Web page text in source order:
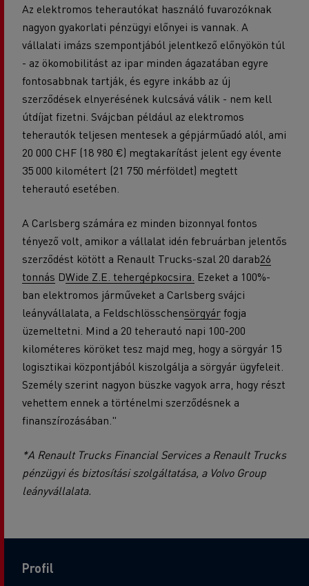
Az elektromos teherautókat használó fuvarozóknak
nagyon gyakorlati pénzügyi előnyei is vannak. A
vállalati imázs szempontjából jelentkező előnyökön túl
- az ökomobilitást az ipar minden ágazatában egyre
fontosabbnak tartják, és egyre inkább az új
szerződések elnyerésének kulcsává válik - nem kell
útdíjat fizetni. Svájcban például az elektromos
teherautók teljesen mentesek a gépjárműadó alól, ami
20 000 CHF (18 980 €) megtakarítást jelent egy évente
35 000 kilométert (21 750 mérföldet) megtett
teherautó esetében.
A Carlsberg számára ez minden bizonnyal fontos
tényező volt, amikor a vállalat idén februárban jelentős
szerződést kötött a Renault Trucks-szal 20 darab26
tonnás DWide Z.E. tehergépkocsira. Ezeket a 100%-
ban elektromos járműveket a Carlsberg svájci
leányvállalata, a Feldschlösschensörgyárfogja
üzemeltetni. Mind a 20 teherautó napi 100-200
kilométeres köröket tesz majd meg, hogy a sörgyár 15
logisztikai központjából kiszolgálja a sörgyár ügyfeleit.
Személy szerint nagyon büszke vagyok arra, hogy részt
vehettem ennek a történelmi szerződésnek a
finanszírozásában."
*A Renault Trucks Financial Services a Renault Trucks
pénzügyi és biztosítási szolgáltatása, a Volvo Group
leányvállalata.
Profil